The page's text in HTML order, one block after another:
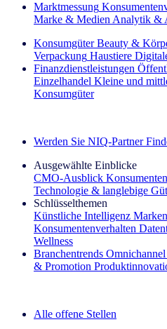
Marktmessung
Marke & Medien Analytik &
Konsumgüter Beauty &
Verpackung Haustiere
Finanzdienstleistungen
Einzelhandel Kleine und
Konsumgüter
Werden Sie NIQ-Partner
Ausgewählte Einblicke
CMO‑Ausblick
Technologie & langlebige
Schlüsselthemen
Künstliche Intelligenz
Konsumentenverhalten
Wellness
Branchentrends
& Promotion
Alle offene Stellen